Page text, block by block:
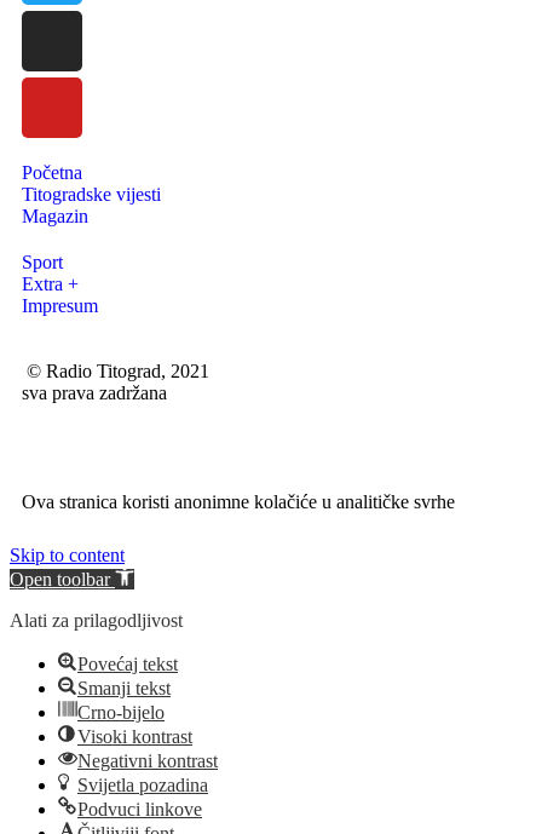
Početna
Titogradske vijesti
Magazin
Sport
Extra +
Impresum
© Radio Titograd, 2021
sva prava zadržana
Ova stranica koristi anonimne kolačiće u analitičke svrhe
Skip to content
Open toolbar
Alati za prilagodljivost
Povećaj tekst
Smanji tekst
Crno-bijelo
Visoki kontrast
Negativni kontrast
Svijetla pozadina
Podvuci linkove